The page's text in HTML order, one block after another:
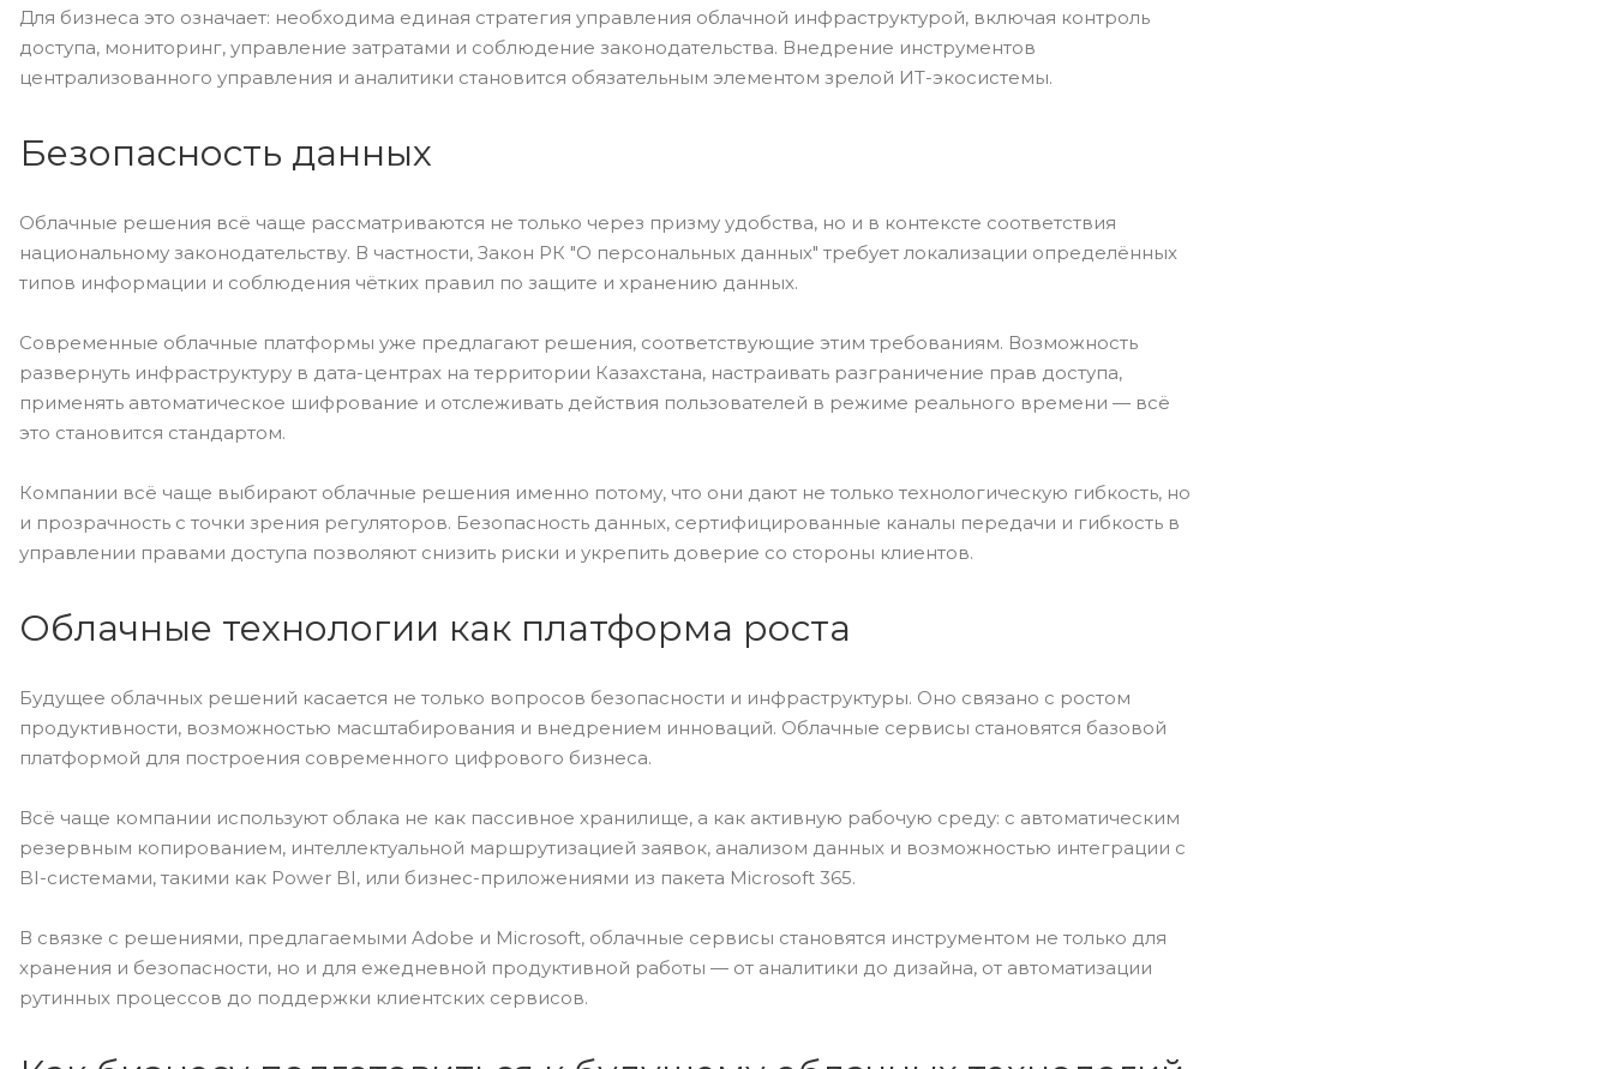
Для бизнеса это означает: необходима единая стратегия управления облачной инфраструктурой, включая контроль
доступа, мониторинг, управление затратами и соблюдение законодательства. Внедрение инструментов
централизованного управления и аналитики становится обязательным элементом зрелой ИТ-экосистемы.
Безопасность данных
Облачные решения всё чаще рассматриваются не только через призму удобства, но и в контексте соответствия
национальному законодательству. В частности, Закон РК "О персональных данных" требует локализации определённых
типов информации и соблюдения чётких правил по защите и хранению данных.
Современные облачные платформы уже предлагают решения, соответствующие этим требованиям. Возможность
развернуть инфраструктуру в дата-центрах на территории Казахстана, настраивать разграничение прав доступа,
применять автоматическое шифрование и отслеживать действия пользователей в режиме реального времени — всё
это становится стандартом.
Компании всё чаще выбирают облачные решения именно потому, что они дают не только технологическую гибкость, но
и прозрачность с точки зрения регуляторов. Безопасность данных, сертифицированные каналы передачи и гибкость в
управлении правами доступа позволяют снизить риски и укрепить доверие со стороны клиентов.
Облачные технологии как платформа роста
Будущее облачных решений касается не только вопросов безопасности и инфраструктуры. Оно связано с ростом
продуктивности, возможностью масштабирования и внедрением инноваций. Облачные сервисы становятся базовой
платформой для построения современного цифрового бизнеса.
Всё чаще компании используют облака не как пассивное хранилище, а как активную рабочую среду: с автоматическим
резервным копированием, интеллектуальной маршрутизацией заявок, анализом данных и возможностью интеграции с
BI-системами, такими как Power BI, или бизнес-приложениями из пакета Microsoft 365.
В связке с решениями, предлагаемыми Adobe и Microsoft, облачные сервисы становятся инструментом не только для
хранения и безопасности, но и для ежедневной продуктивной работы — от аналитики до дизайна, от автоматизации
рутинных процессов до поддержки клиентских сервисов.